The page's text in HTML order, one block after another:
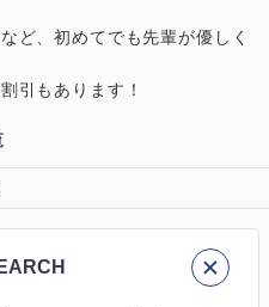
ど、初めてでも先輩が優しく
引もあります！